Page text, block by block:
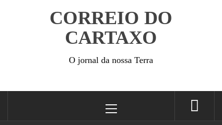
CORREIO DO
CARTAXO
O jornal da nossa Terra
Menu